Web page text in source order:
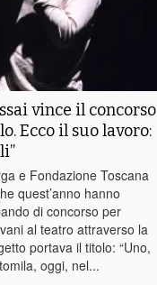
vince il concorso
Ecco il suo lavoro:
e Fondazione Toscana
quest’anno hanno
di concorso per
al teatro attraverso la
portava il titolo: “Uno,
oggi, nel...